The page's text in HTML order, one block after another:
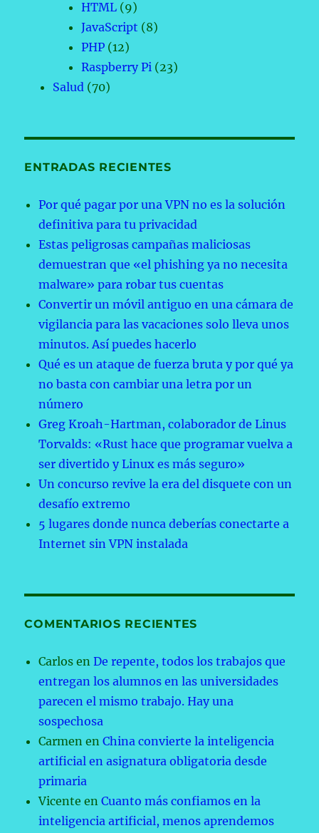
HTML (9)
JavaScript (8)
PHP (12)
Raspberry Pi (23)
Salud (70)
ENTRADAS RECIENTES
Por qué pagar por una VPN no es la solución
definitiva para tu privacidad
Estas peligrosas campañas maliciosas
demuestran que «el phishing ya no necesita
malware» para robar tus cuentas
Convertir un móvil antiguo en una cámara de
vigilancia para las vacaciones solo lleva unos
minutos. Así puedes hacerlo
Qué es un ataque de fuerza bruta y por qué ya
no basta con cambiar una letra por un
número
Greg Kroah-Hartman, colaborador de Linus
Torvalds: «Rust hace que programar vuelva a
ser divertido y Linux es más seguro»
Un concurso revive la era del disquete con un
desafío extremo
5 lugares donde nunca deberías conectarte a
Internet sin VPN instalada
COMENTARIOS RECIENTES
Carlos enDe repente, todos los trabajos que
entregan los alumnos en las universidades
parecen el mismo trabajo. Hay una
sospechosa
Carmen enChina convierte la inteligencia
artificial en asignatura obligatoria desde
primaria
Vicente enCuanto más confiamos en la
inteligencia artificial, menos aprendemos